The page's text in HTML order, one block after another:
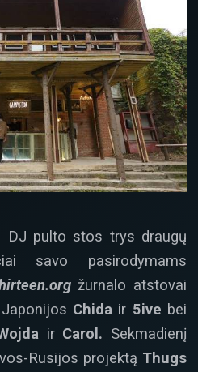
DJ pulto stos trys draugų
savo pasirodymams
žurnalo atstovai
Chida ir 5ive bei
ir Carol. Sekmadienį
Rusijos projektą Thugs